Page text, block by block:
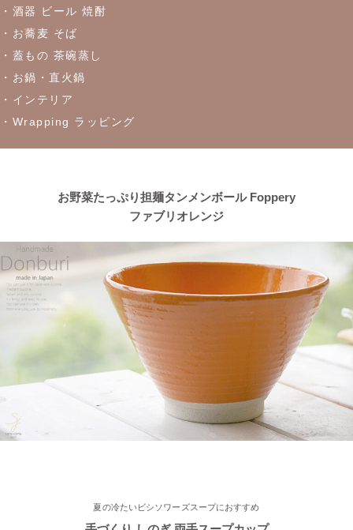
ーズ
2023/4/21
≪窯出し再入荷しました！≫どんなお料理にもぴったり♪
≪おすすめ≫自然感じる食卓、今日も美味しくいただきます！大
地の恵みで生きているシリーズ
2023/3/31
≪おすすめ≫ぬくもりカラーでほっこり♪波佐見焼 琥珀シリー
≪新着商品≫ 映える食卓
トルコブルーのきれいな器、入荷し
・酒器 ビール 焼酎
・お蕎麦 そば
・蓋もの 茶碗蒸し
・お鍋・直火鍋
・インテリア
・Wrapping ラッピング
お野菜たっぷり担麺タンメンボール Foppery
ファブリオレンジ
夏の冷たいビシソワーズスープにおすすめ